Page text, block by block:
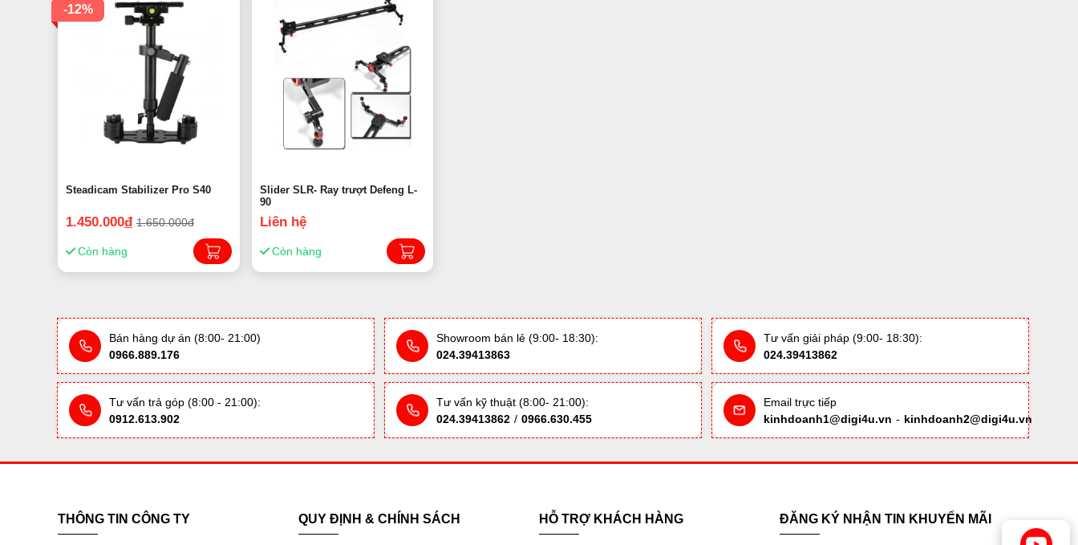
-12%
Steadicam Stabilizer Pro S40
1.450.000đ 1.650.000đ
Còn hàng
Slider SLR- Ray trượt Defeng L-
90
Liên hệ
Còn hàng
Bán hàng dự án (8:00- 21:00)
0966.889.176
Showroom bán lẻ (9:00- 18:30):
024.39413863
Tư vấn giải pháp (9:00- 18:30):
024.39413862
Tư vấn trả góp (8:00 - 21:00):
0912.613.902
Tư vấn kỹ thuật (8:00- 21:00):
024.39413862 / 0966.630.455
Email trực tiếp
kinhdoanh1@digi4u.vn - kinhdoanh2@digi4u.vn
THÔNG TIN CÔNG TY QUY ĐỊNH & CHÍNH SÁCH HỖ TRỢ KHÁCH HÀNG ĐĂNG KÝ NHẬN TIN KHUYẾN MÃI